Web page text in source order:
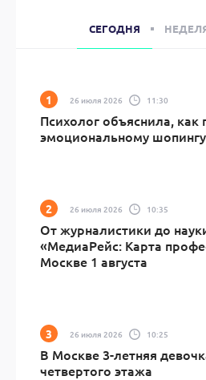
СЕГОДНЯ
26 июля 2026 11:30
Психолог объяснила, как
эмоциональному шопингу
26 июля 2026 10:35
От журналистики до
«МедиаРейс: Карта
Москве 1 августа
26 июля 2026 10:25
В Москве 3-летняя
четвертого этажа